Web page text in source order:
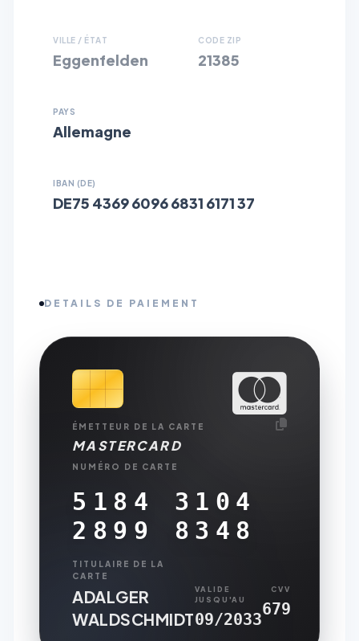
VILLE / ÉTAT
Eggenfelden
CODE ZIP
21385
PAYS
Allemagne
IBAN (DE)
DE75 4369 6096 6831 6171 37
DETAILS DE PAIEMENT
ÉMETTEUR DE LA CARTE
MASTERCARD
NUMÉRO DE CARTE
5184 3104
2899 8348
TITULAIRE DE LA
CARTE
ADALGER
WALDSCHMIDT
VALIDE
JUSQU'AU
09/2033
CVV
679